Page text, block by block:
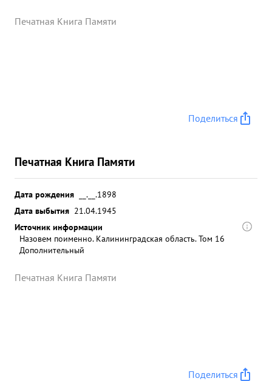
Печатная Книга Памяти
Поделиться
Печатная Книга Памяти
Дата рождения
__.__.1898
Дата выбытия 21.04.1945
Источник информации
Назовем поименно. Калининградская область. Том 16
Дополнительный
Печатная Книга Памяти
Поделиться